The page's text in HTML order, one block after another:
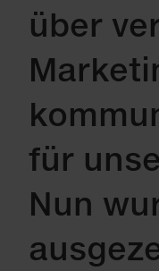
über
für
Nun